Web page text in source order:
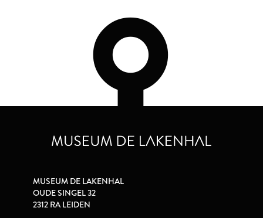
MUSEUM DE LAKENHAL
OUDE SINGEL 32
2312 RA LEIDEN